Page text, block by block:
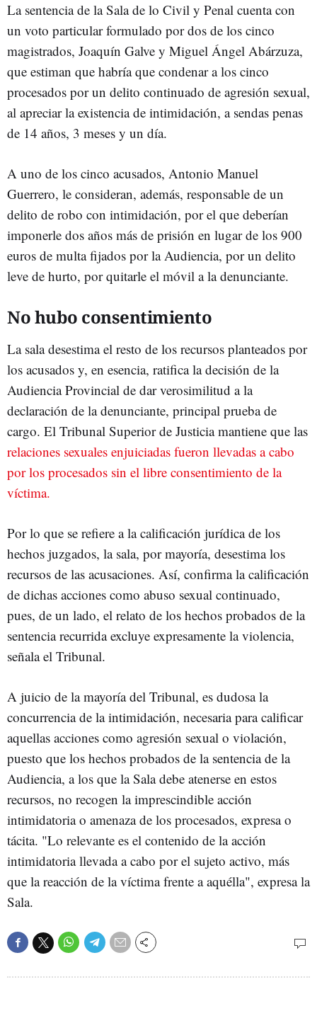
La sentencia de la Sala de lo Civil y Penal cuenta con
un voto particular formulado por dos de los cinco
magistrados, Joaquín Galve y Miguel Ángel Abárzuza,
que estiman que habría que condenar a los cinco
procesados por un delito continuado de agresión sexual,
al apreciar la existencia de intimidación, a sendas penas
de 14 años, 3 meses y un día.
A uno de los cinco acusados, Antonio Manuel
Guerrero, le consideran, además, responsable de un
delito de robo con intimidación, por el que deberían
imponerle dos años más de prisión en lugar de los 900
euros de multa fijados por la Audiencia, por un delito
leve de hurto, por quitarle el móvil a la denunciante.
No hubo consentimiento
La sala desestima el resto de los recursos planteados por
los acusados y, en esencia, ratifica la decisión de la
Audiencia Provincial de dar verosimilitud a la
declaración de la denunciante, principal prueba de
cargo. El Tribunal Superior de Justicia mantiene que las
relaciones sexuales enjuiciadas fueron llevadas a cabo
por los procesados sin el libre consentimiento de la
víctima.
Por lo que se refiere a la calificación jurídica de los
hechos juzgados, la sala, por mayoría, desestima los
recursos de las acusaciones. Así, confirma la calificación
de dichas acciones como abuso sexual continuado,
pues, de un lado, el relato de los hechos probados de la
sentencia recurrida excluye expresamente la violencia,
señala el Tribunal.
A juicio de la mayoría del Tribunal, es dudosa la
concurrencia de la intimidación, necesaria para calificar
aquellas acciones como agresión sexual o violación,
puesto que los hechos probados de la sentencia de la
Audiencia, a los que la Sala debe atenerse en estos
recursos, no recogen la imprescindible acción
intimidatoria o amenaza de los procesados, expresa o
tácita. "Lo relevante es el contenido de la acción
intimidatoria llevada a cabo por el sujeto activo, más
que la reacción de la víctima frente a aquélla", expresa la
Sala.